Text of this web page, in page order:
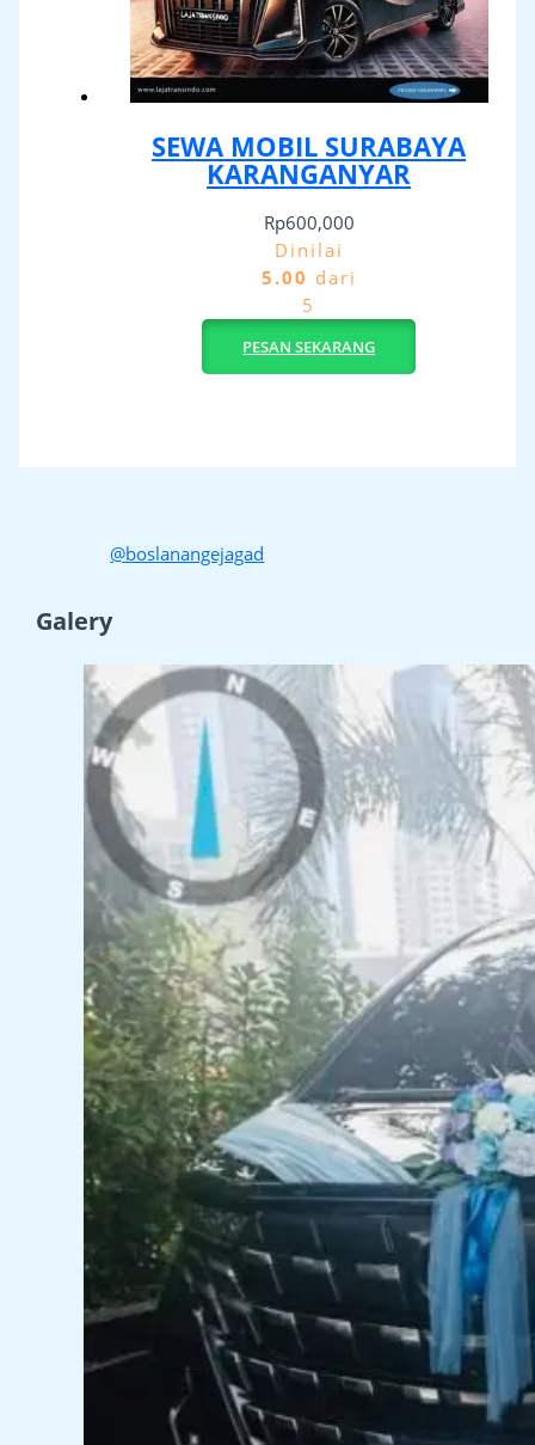
SEWA MOBIL SURABAYA
KARANGANYAR
Rp600,000
Dinilai
5.00 dari
5
PESAN SEKARANG
@boslanangejagad
Galery